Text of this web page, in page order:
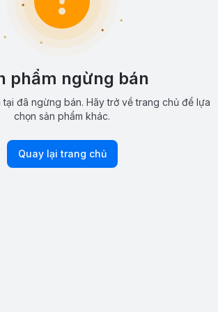
phẩm ngừng bán
tại đã ngừng bán. Hãy trở về trang chủ để lựa
chọn sản phẩm khác.
Quay lại trang chủ